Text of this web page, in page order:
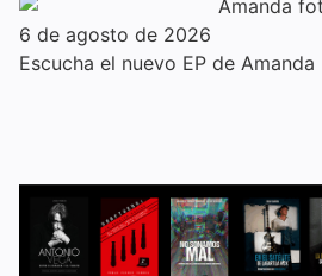
6 de agosto de 2026
Escucha el nuevo EP de Amanda